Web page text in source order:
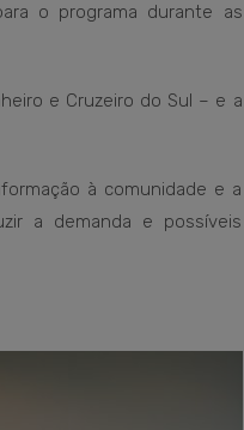
o programa durante as
e Cruzeiro do Sul – e a
à comunidade e a
a demanda e possíveis